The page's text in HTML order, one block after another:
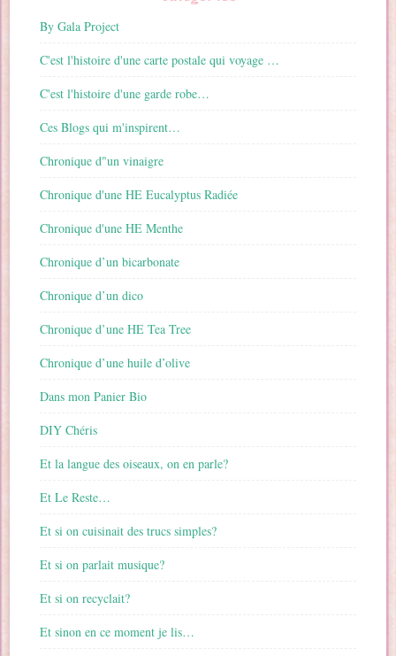
By Gala Project
C'est l'histoire d'une carte postale qui voyage …
C'est l'histoire d'une garde robe…
Ces Blogs qui m'inspirent…
Chronique d"un vinaigre
Chronique d'une HE Eucalyptus Radiée
Chronique d'une HE Menthe
Chronique d’un bicarbonate
Chronique d’un dico
Chronique d’une HE Tea Tree
Chronique d’une huile d’olive
Dans mon Panier Bio
DIY Chéris
Et la langue des oiseaux, on en parle?
Et Le Reste…
Et si on cuisinait des trucs simples?
Et si on parlait musique?
Et si on recyclait?
Et sinon en ce moment je lis…